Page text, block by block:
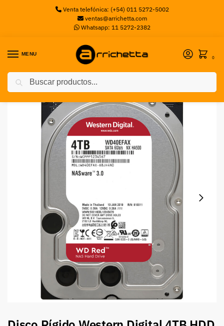
Venta telefónica: (+54) 011 5272-5002
ventas@arrichetta.com
Whatsapp: 11 5272-2382
MENU
0
Inicio Discos Servidor / Disco Rígido Western Digital 4TB HDD 3.5″ SATA3 NAS Red